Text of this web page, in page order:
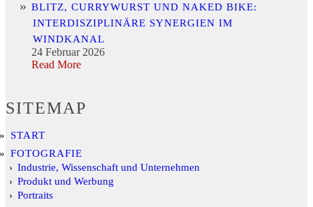
BLITZ, CURRYWURST UND NAKED BIKE:
INTERDISZIPLINÄRE SYNERGIEN IM
WINDKANAL
24 Februar 2026
Read More
SITEMAP
START
FOTOGRAFIE
Industrie, Wissenschaft und Unternehmen
Produkt und Werbung
Portraits